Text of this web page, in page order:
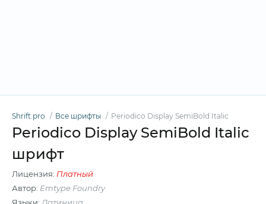
Shrift.pro Все шрифты Periodico Display SemiBold Italic
Periodico Display SemiBold Italic
шрифт
Лицензия: Платный
Автор: Emtype Foundry